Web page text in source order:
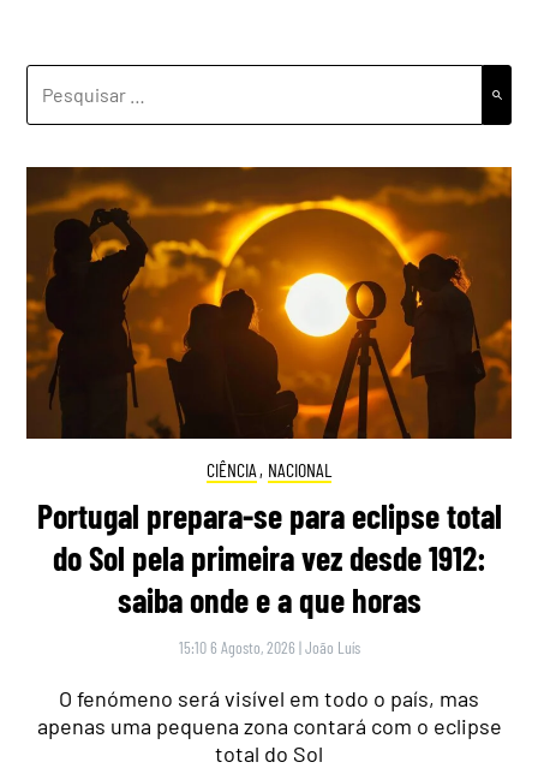
POR:
CIÊNCIA , NACIONAL
Portugal prepara-se para eclipse total
do Sol pela primeira vez desde 1912:
saiba onde e a que horas
15:10 6 Agosto, 2026 |João Luís
O fenómeno será visível em todo o país, mas
apenas uma pequena zona contará com o eclipse
total do Sol